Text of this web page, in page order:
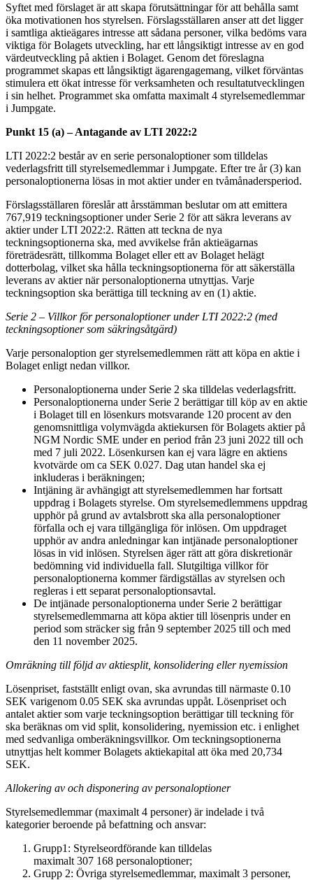
Syftet med förslaget är att skapa förutsättningar för att behålla samt
öka motivationen hos styrelsen. Förslagsställaren anser att det ligger
i samtliga aktieägares intresse att sådana personer, vilka bedöms vara
viktiga för Bolagets utveckling, har ett långsiktigt intresse av en god
värdeutveckling på aktien i Bolaget. Genom det föreslagna
programmet skapas ett långsiktigt ägarengagemang, vilket förväntas
stimulera ett ökat intresse för verksamheten och resultatutvecklingen
i sin helhet. Programmet ska omfatta maximalt 4 styrelsemedlemmar
i Jumpgate.
Punkt 15 (a) – Antagande av LTI 2022:2
LTI 2022:2 består av en serie personaloptioner som tilldelas
vederlagsfritt till styrelsemedlemmar i Jumpgate. Efter tre år (3) kan
personaloptionerna lösas in mot aktier under en tvåmånadersperiod.
Förslagsställaren föreslår att årsstämman beslutar om att emittera
767,919 teckningsoptioner under Serie 2 för att säkra leverans av
aktier under LTI 2022:2. Rätten att teckna de nya
teckningsoptionerna ska, med avvikelse från aktieägarnas
företrädesrätt, tillkomma Bolaget eller ett av Bolaget helägt
dotterbolag, vilket ska hålla teckningsoptionerna för att säkerställa
leverans av aktier när personaloptionerna utnyttjas. Varje
teckningsoption ska berättiga till teckning av en (1) aktie.
Serie 2 – Villkor för personaloptioner under LTI 2022:2 (med
teckningsoptioner som säkringsåtgärd)
Varje personaloption ger styrelsemedlemmen rätt att köpa en aktie i
Bolaget enligt nedan villkor.
Personaloptionerna under Serie 2 ska tilldelas vederlagsfritt.
Personaloptionerna under Serie 2 berättigar till köp av en aktie
i Bolaget till en lösenkurs motsvarande 120 procent av den
genomsnittliga volymvägda aktiekursen för Bolagets aktier på
NGM Nordic SME under en period från 23 juni 2022 till och
med 7 juli 2022. Lösenkursen kan ej vara lägre en aktiens
kvotvärde om ca SEK 0.027. Dag utan handel ska ej
inkluderas i beräkningen;
Intjäning är avhängigt att styrelsemedlemmen har fortsatt
uppdrag i Bolagets styrelse. Om styrelsemedlemmens uppdrag
upphör på grund av avtalsbrott ska alla personaloptioner
förfalla och ej vara tillgängliga för inlösen. Om uppdraget
upphör av andra anledningar kan intjänade personaloptioner
lösas in vid inlösen. Styrelsen äger rätt att göra diskretionär
bedömning vid individuella fall. Slutgiltiga villkor för
personaloptionerna kommer färdigställas av styrelsen och
regleras i ett separat personaloptionsavtal.
De intjänade personaloptionerna under Serie 2 berättigar
styrelsemedlemmarna att köpa aktier till lösenpris under en
period som sträcker sig från 9 september 2025 till och med
den 11 november 2025.
Omräkning till följd av aktiesplit, konsolidering eller nyemission
Lösenpriset, fastställt enligt ovan, ska avrundas till närmaste 0.10
SEK varigenom 0.05 SEK ska avrundas uppåt. Lösenpriset och
antalet aktier som varje teckningsoption berättigar till teckning för
ska beräknas om vid split, konsolidering, nyemission etc. i enlighet
med sedvanliga omberäkningsvillkor. Om teckningsoptionerna
utnyttjas helt kommer Bolagets aktiekapital att öka med 20,734
SEK.
Allokering av och disponering av personaloptioner
Styrelsemedlemmar (maximalt 4 personer) är indelade i två
kategorier beroende på befattning och ansvar:
Grupp1: Styrelseordförande kan tilldelas
maximalt 307 168 personaloptioner;
Grupp 2: Övriga styrelsemedlemmar, maximalt 3 personer,